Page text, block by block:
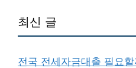
최신 글
전국 전세자금대출 필요